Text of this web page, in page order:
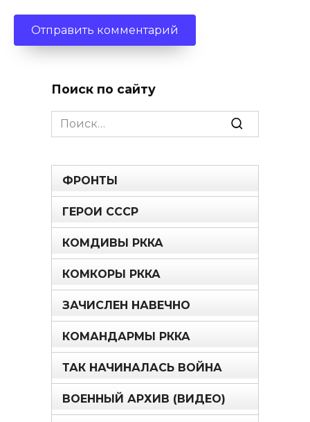
Поиск по сайту
Search
for:
ФРОНТЫ
ГЕРОИ СССР
КОМДИВЫ РККА
КОМКОРЫ РККА
ЗАЧИСЛЕН НАВЕЧНО
КОМАНДАРМЫ РККА
ТАК НАЧИНАЛАСЬ ВОЙНА
ВОЕННЫЙ АРХИВ (ВИДЕО)